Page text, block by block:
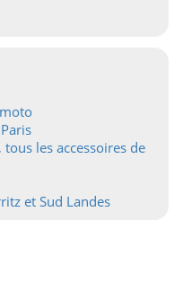
les accessoires de
et Sud Landes